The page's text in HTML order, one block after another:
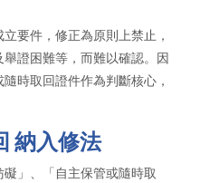
要件，修正為原則上禁止，
證困難等，而難以確認。因
時取回證件作為判斷核心，
納入修法
」、「自主保管或隨時取